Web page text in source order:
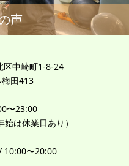
声
区中崎町1-8-24
田413
〜23:00
は休業日あり）
10:00〜20:00